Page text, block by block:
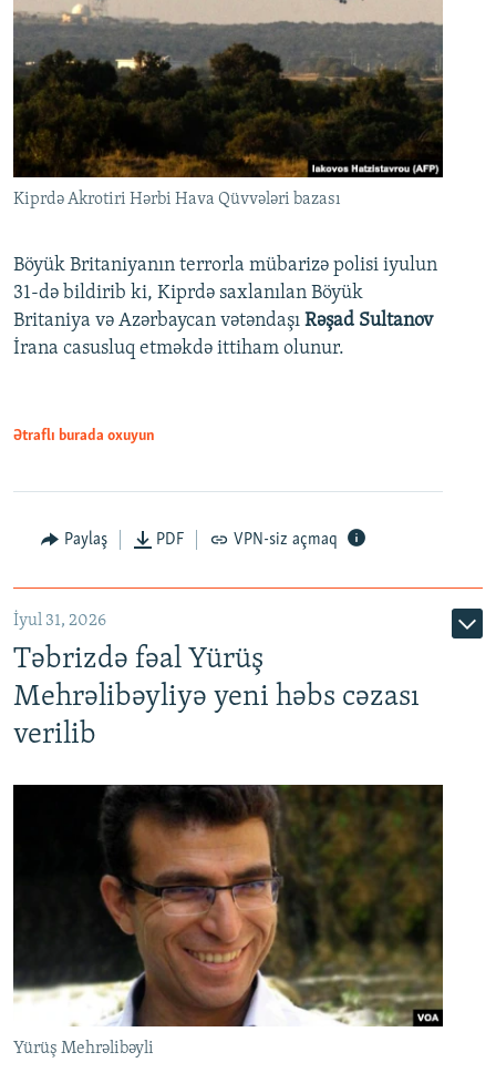
Kiprdə Akrotiri Hərbi Hava Qüvvələri bazası
Böyük Britaniyanın terrorla mübarizə polisi iyulun
31-də bildirib ki, Kiprdə saxlanılan Böyük
Britaniya və Azərbaycan vətəndaşı Rəşad Sultanov
İrana casusluq etməkdə ittiham olunur.
Ətraflı burada oxuyun
Paylaş PDF VPN-siz açmaq
İyul 31, 2026
Təbrizdə fəal Yürüş
Mehrəlibəyliyə yeni həbs cəzası
verilib
Yürüş Mehrəlibəyli